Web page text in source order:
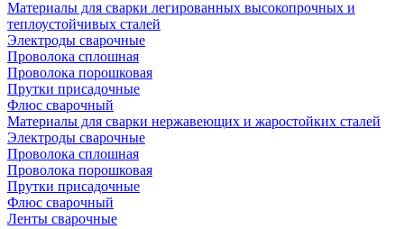
Материалы для сварки легированных высокопрочных и
теплоустойчивых сталей
Электроды сварочные
Проволока сплошная
Проволока порошковая
Прутки присадочные
Флюс сварочный
Материалы для сварки нержавеющих и жаростойких сталей
Электроды сварочные
Проволока сплошная
Проволока порошковая
Прутки присадочные
Флюс сварочный
Ленты сварочные